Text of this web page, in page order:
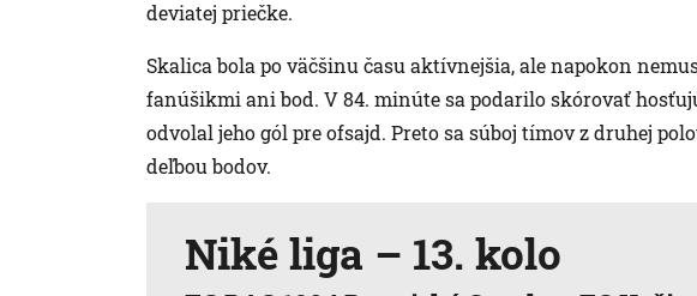
deviatej priečke.
Skalica bola po väčšinu času aktívnejšia, ale napokon
fanúšikmi ani bod. V 84. minúte sa podarilo skórovať
odvolal jeho gól pre ofsajd. Preto sa súboj tímov z druhej
deľbou bodov.
Niké liga – 13. kolo